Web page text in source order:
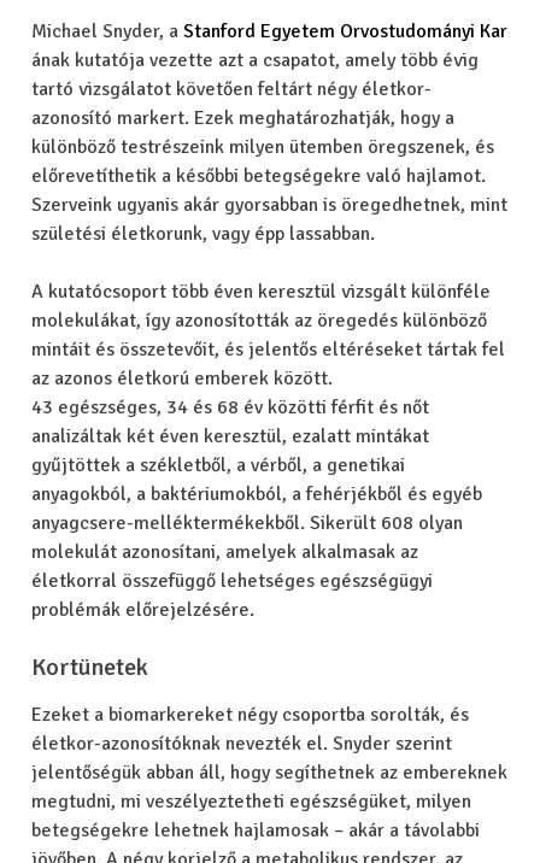
Michael Snyder, aStanford Egyetem Orvostudományi Kar
ának kutatója vezette azt a csapatot, amely több évig
tartó vizsgálatot követően feltárt négy életkor-
azonosító markert. Ezek meghatározhatják, hogy a
különböző testrészeink milyen ütemben öregszenek, és
előrevetíthetik a későbbi betegségekre való hajlamot.
Szerveink ugyanis akár gyorsabban is öregedhetnek, mint
születési életkorunk, vagy épp lassabban.
A kutatócsoport több éven keresztül vizsgált különféle
molekulákat, így azonosították az öregedés különböző
mintáit és összetevőit, és jelentős eltéréseket tártak fel
az azonos életkorú emberek között.
43 egészséges, 34 és 68 év közötti férfit és nőt
analizáltak két éven keresztül, ezalatt mintákat
gyűjtöttek a székletből, a vérből, a genetikai
anyagokból, a baktériumokból, a fehérjékből és egyéb
anyagcsere-melléktermékekből. Sikerült 608 olyan
molekulát azonosítani, amelyek alkalmasak az
életkorral összefüggő lehetséges egészségügyi
problémák előrejelzésére.
Kortünetek
Ezeket a biomarkereket négy csoportba sorolták, és
életkor-azonosítóknak nevezték el. Snyder szerint
jelentőségük abban áll, hogy segíthetnek az embereknek
megtudni, mi veszélyeztetheti egészségüket, milyen
betegségekre lehetnek hajlamosak – akár a távolabbi